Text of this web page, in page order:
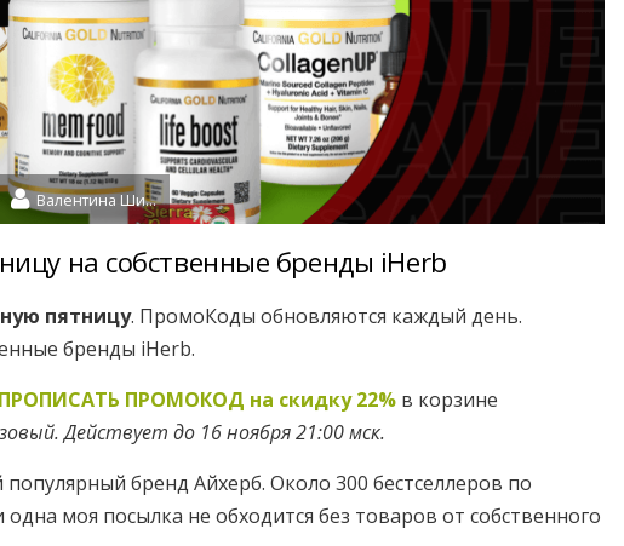
Валентина Шидловская
на собственные бренды iHerb
пятницу. ПромоКоды обновляются каждый день.
бренды iHerb.
ПРОПИСАТЬ ПРОМОКОД на скидку 22% в корзине
Действует до 16 ноября 21:00 мск.
бренд Айхерб. Около 300 бестселлеров по
моя посылка не обходится без товаров от собственного